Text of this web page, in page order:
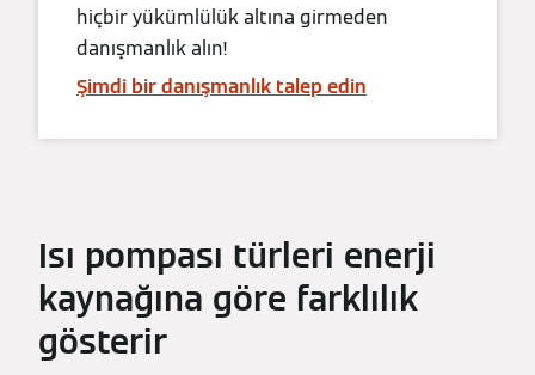
hiçbir yükümlülük altına girmeden
danışmanlık alın!
Şimdi bir danışmanlık talep edin
Isı pompası türleri enerji
kaynağına göre farklılık
gösterir